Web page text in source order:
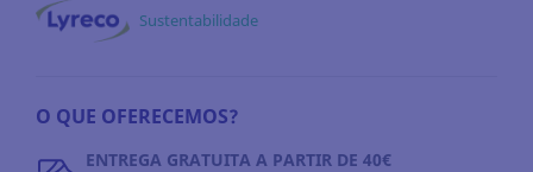
Sustentabilidade
O QUE OFERECEMOS?
ENTREGA GRATUITA A PARTIR DE 40€